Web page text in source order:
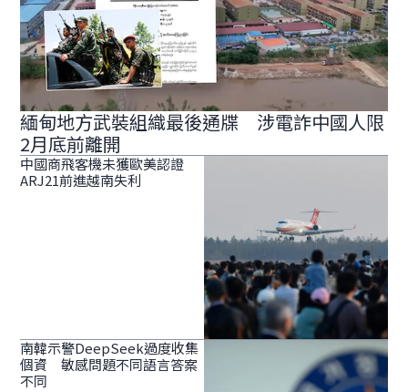
緬甸地方武裝組織最後通牒 涉電詐中國人限
2月底前離開
中國商飛客機未獲歐美認證
ARJ21前進越南失利
南韓示警DeepSeek過度收集
個資 敏感問題不同語言答案
不同